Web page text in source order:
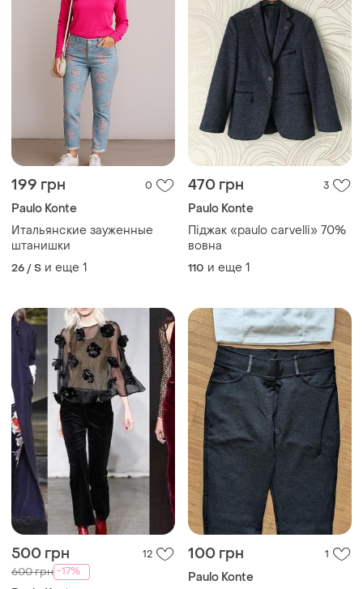
199 грн 0
Paulo Konte
Итальянские зауженные
штанишки
26 / S и еще 1
470 грн 3
Paulo Konte
Піджак «paulo carvelli» 70%
вовна
110 и еще 1
500 грн 12
600 грн -17%
100 грн 1
Paulo Konte